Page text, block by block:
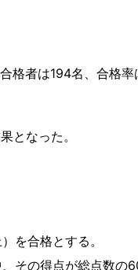
格者は194名、合格率
となった。
を合格とする。
その得点が総点数の